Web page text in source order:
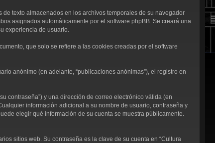
texto almacenados en los archivos temporales de su navegador
asignados automáticamente por el software phpBB. Se creará una
experiencia de usuario.
que solo se refiere a las cookies creadas por el software
anónimo (en adelante, “publicaciones anónimas”), el registro en
contraseña”) y una dirección de correo electrónico válida (en
información adicional a su nombre de usuario, contraseña y
elegir qué información de su cuenta se muestra públicamente.
sitios web. Su contraseña es la clave de su cuenta en “Cultura